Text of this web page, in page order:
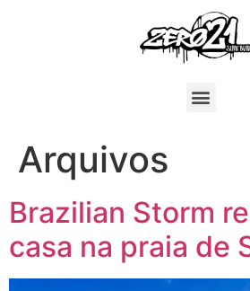
Arquivos
Brazilian Storm
casa na praia de